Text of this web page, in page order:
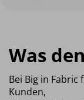
Was
Bei Big in
Kunden,